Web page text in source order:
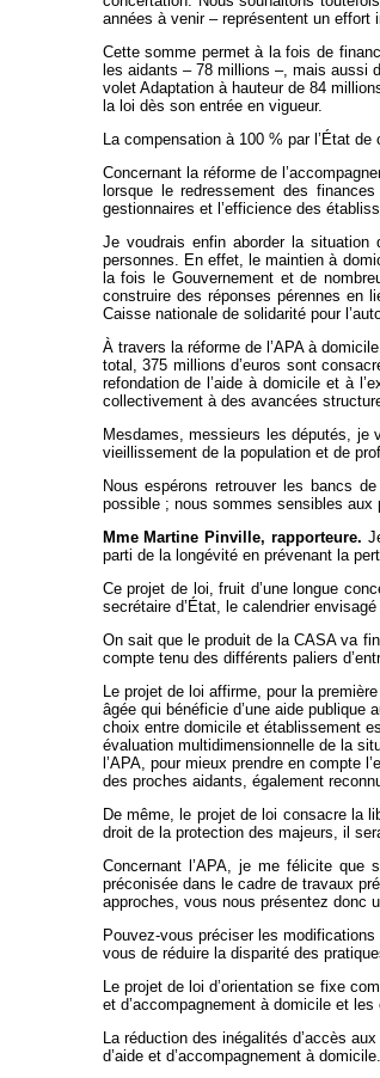
années à venir – représentent un effort
Cette somme permet à la fois de
les aidants – 78 millions –, mais aussi
volet Adaptation à hauteur de 84
la loi dès son entrée en vigueur.
La compensation à 100 % par l’État
Concernant la réforme de
lorsque le redressement des
gestionnaires et l’efficience des
Je voudrais enfin aborder la
personnes. En effet, le maintien à
la fois le Gouvernement et de
construire des réponses pérennes en
Caisse nationale de solidarité pour
À travers la réforme de l’APA à
total, 375 millions d’euros sont
refondation de l’aide à domicile et à
collectivement à des avancées
Mesdames, messieurs les députés, je
vieillissement de la population et de
Nous espérons retrouver les bancs
possible ; nous sommes sensibles aux
Mme Martine Pinville, rapporteure.
parti de la longévité en prévenant la
Ce projet de loi, fruit d’une longue
secrétaire d’État, le calendrier
On sait que le produit de la CASA va
compte tenu des différents paliers
Le projet de loi affirme, pour la
âgée qui bénéficie d’une aide publique
choix entre domicile et établissement
évaluation multidimensionnelle de la
l’APA, pour mieux prendre en compte
des proches aidants, également
De même, le projet de loi consacre la
droit de la protection des majeurs, il
Concernant l’APA, je me félicite que
préconisée dans le cadre de travaux
approches, vous nous présentez donc
Pouvez-vous préciser les
vous de réduire la disparité des
Le projet de loi d’orientation se fixe
et d’accompagnement à domicile et les
La réduction des inégalités d’accès
d’aide et d’accompagnement à